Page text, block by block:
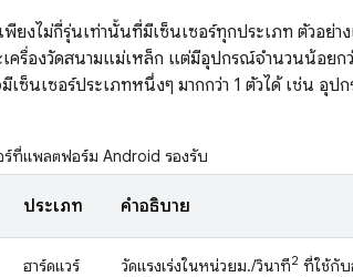
ยงไม่กี่รุ่นเท่านั้นที่มีเซ็นเซอร์ทุกประเภท ตัวอ
เครื่องวัดสนามแม่เหล็ก แต่มีอุปกรณ์จำนวนน้อยก
ซ็นเซอร์ประเภทหนึ่งๆ มากกว่า 1 ตัวได้ เช่น อุป
ร์ที่แพลตฟอร์ม Android รองรับ
ประเภท คำอธิบาย
ฮาร์ดแวร์ วัดแรงเร่งในหน่วยม./วินาที2 ที่ใช้กั